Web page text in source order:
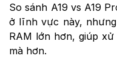
So sánh A19 vs A19
ở lĩnh vực này,
RAM lớn hơn, giúp
mà hơn.